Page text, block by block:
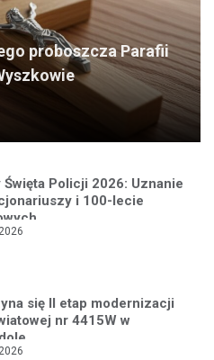
proboszcza Parafii
Święta Policji 2026: Uznanie
i 100-lecie
się II etap modernizacji
nr 4415W w